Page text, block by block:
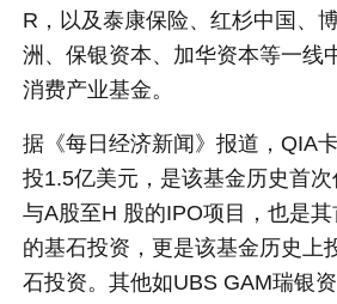
R，以及泰康保险、红杉中国、
洲、保银资本、加华资本等一线
消费产业基金。
据《每日经济新闻》报道，QIA
投1.5亿美元，是该基金历史首
与A股至H 股的IPO项目，也是
的基石投资，更是该基金历史上
石投资。其他如UBS GAM瑞银